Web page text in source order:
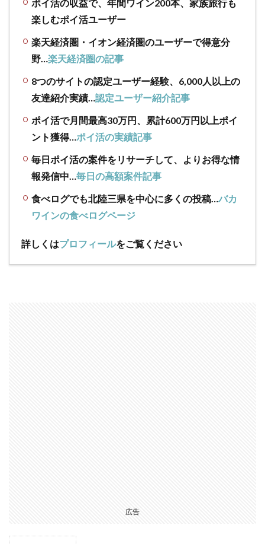
ポイ活の収益で、年間ワイン200本、家族旅行も
楽しむポイ活ユーザー
楽天経済圏・イオン経済圏のユーザーで得意分
野…楽天経済圏の記事
8つのサイトの認定ユーザー経験、6,000人以上の
友達紹介実績…認定ユーザー紹介記事
ポイ活で月間最高30万円、累計600万円以上ポイ
ント獲得…ポイ活の実績記事
毎日ポイ活の案件をリサーチして、よりお得な情
報発信中…毎日の高額案件記事
食べログでも北陸三県を中心に多くの投稿…バカ
ワインの食べログページ
詳しくはプロフィールをご覧ください
広告